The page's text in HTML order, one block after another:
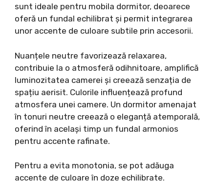
sunt ideale pentru mobila dormitor, deoarece
oferă un fundal echilibrat și permit integrarea
unor accente de culoare subtile prin accesorii.
Nuanțele neutre favorizează relaxarea,
contribuie la o atmosferă odihnitoare, amplifică
luminozitatea camerei și creează senzația de
spațiu aerisit. Culorile influențează profund
atmosfera unei camere. Un dormitor amenajat
în tonuri neutre creează o eleganță atemporală,
oferind în același timp un fundal armonios
pentru accente rafinate.
Pentru a evita monotonia, se pot adăuga
accente de culoare în doze echilibrate.